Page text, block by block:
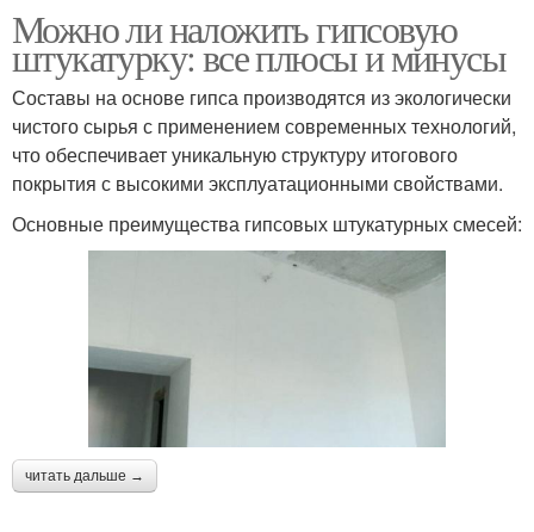
Можно ли наложить гипсовую
штукатурку: все плюсы и минусы
Составы на основе гипса производятся из экологически
чистого сырья с применением современных технологий,
что обеспечивает уникальную структуру итогового
покрытия с высокими эксплуатационными свойствами.
Основные преимущества гипсовых штукатурных смесей:
читать дальше →